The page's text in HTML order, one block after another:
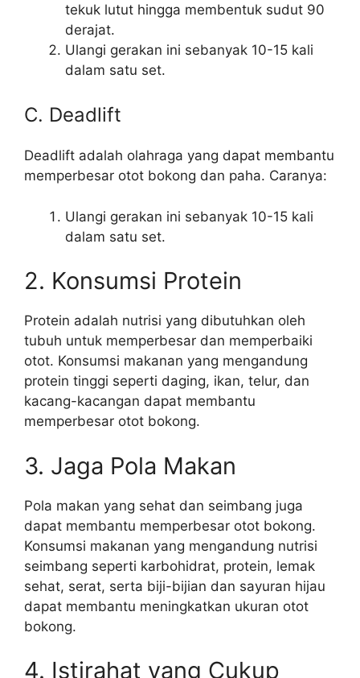
tekuk lutut hingga membentuk sudut 90
derajat.
Ulangi gerakan ini sebanyak 10-15 kali
dalam satu set.
C. Deadlift
Deadlift adalah olahraga yang dapat membantu
memperbesar otot bokong dan paha. Caranya:
Ulangi gerakan ini sebanyak 10-15 kali
dalam satu set.
2. Konsumsi Protein
Protein adalah nutrisi yang dibutuhkan oleh
tubuh untuk memperbesar dan memperbaiki
otot. Konsumsi makanan yang mengandung
protein tinggi seperti daging, ikan, telur, dan
kacang-kacangan dapat membantu
memperbesar otot bokong.
3. Jaga Pola Makan
Pola makan yang sehat dan seimbang juga
dapat membantu memperbesar otot bokong.
Konsumsi makanan yang mengandung nutrisi
seimbang seperti karbohidrat, protein, lemak
sehat, serat, serta biji-bijian dan sayuran hijau
dapat membantu meningkatkan ukuran otot
bokong.
4. Istirahat yang Cukup